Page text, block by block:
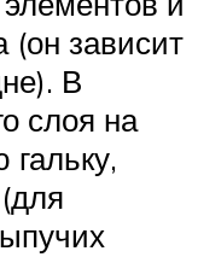
(он зависит
В
слоя на